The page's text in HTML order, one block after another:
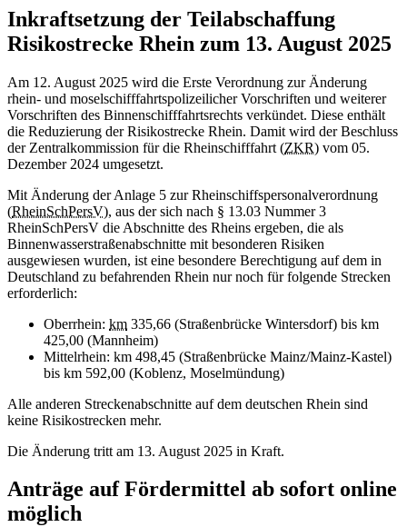
Inkraftsetzung der Teilabschaffung
Risikostrecke Rhein zum 13. August 2025
Am 12. August 2025 wird die Erste Verordnung zur Änderung
rhein- und moselschifffahrtspolizeilicher Vorschriften und weiterer
Vorschriften des Binnenschifffahrtsrechts verkündet. Diese enthält
die Reduzierung der Risikostrecke Rhein. Damit wird der Beschluss
der Zentralkommission für die Rheinschifffahrt (ZKR) vom 05.
Dezember 2024 umgesetzt.
Mit Änderung der Anlage 5 zur Rheinschiffspersonalverordnung
(RheinSchPersV), aus der sich nach § 13.03 Nummer 3
RheinSchPersV die Abschnitte des Rheins ergeben, die als
Binnenwasserstraßenabschnitte mit besonderen Risiken
ausgewiesen wurden, ist eine besondere Berechtigung auf dem in
Deutschland zu befahrenden Rhein nur noch für folgende Strecken
erforderlich:
Oberrhein: km 335,66 (Straßenbrücke Wintersdorf) bis km
425,00 (Mannheim)
Mittelrhein: km 498,45 (Straßenbrücke Mainz/Mainz-Kastel)
bis km 592,00 (Koblenz, Moselmündung)
Alle anderen Streckenabschnitte auf dem deutschen Rhein sind
keine Risikostrecken mehr.
Die Änderung tritt am 13. August 2025 in Kraft.
Anträge auf Fördermittel ab sofort online
möglich